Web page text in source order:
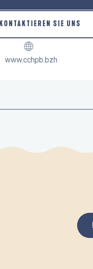
KONTAKTIEREN SIE UNS
www.cchpb.bzh